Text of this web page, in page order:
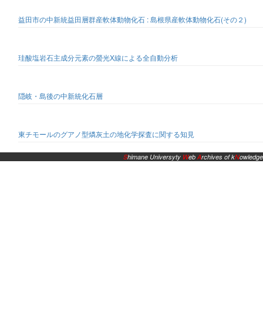
益田市の中新統益田層群産軟体動物化石 : 島根県産軟体動物化石(その２)
珪酸塩岩石主成分元素の螢光X線による全自動分析
隠岐・島後の中新統化石層
東チモールのグアノ型燐灰土の地化学探査に関する知見
Shimane Universyty WebArchives of kNowledge